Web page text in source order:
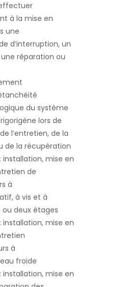
à la mise en
une
d’interruption, un
réparation ou
du système
lors de
l’entretien, de la
de la récupération
mise en
de
à
à vis et à
ou deux étages
mise en
à
froide
mise en